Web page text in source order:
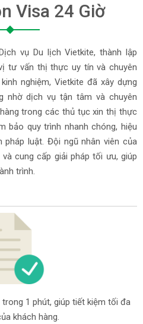
Visa 24 Giờ
vụ Du lịch Vietkite, thành lập
tư vấn thị thực uy tín và chuyên
nghiệm, Vietkite đã xây dựng
nhờ dịch vụ tận tâm và chuyên
trong các thủ tục xin thị thực
bảo quy trình nhanh chóng, hiệu
luật. Đội ngũ nhân viên của
cung cấp giải pháp tối ưu, giúp
trình.
1 phút, giúp tiết kiệm tối đa
khách hàng.